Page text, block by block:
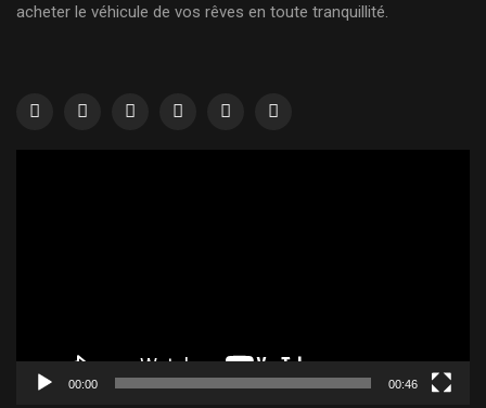
acheter le véhicule de vos rêves en toute tranquillité.
00:00 00:46